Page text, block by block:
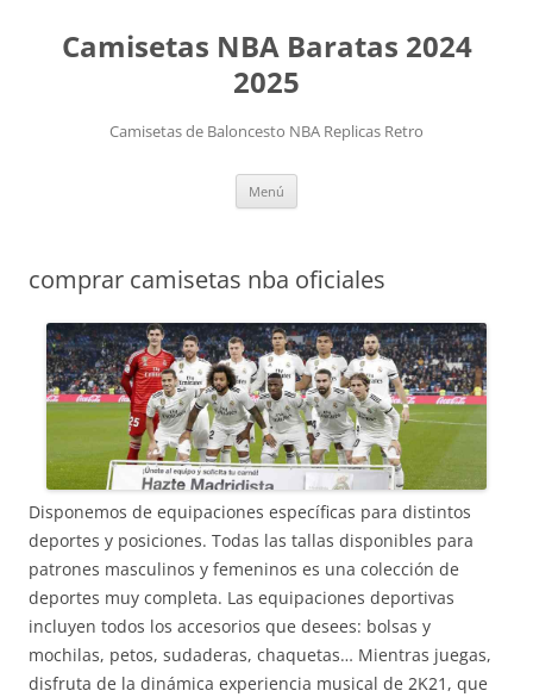
Camisetas NBA Baratas 2024
2025
Camisetas de Baloncesto NBA Replicas Retro
Menú
comprar camisetas nba oficiales
Disponemos de equipaciones específicas para distintos
deportes y posiciones. Todas las tallas disponibles para
patrones masculinos y femeninos es una colección de
deportes muy completa. Las equipaciones deportivas
incluyen todos los accesorios que desees: bolsas y
mochilas, petos, sudaderas, chaquetas… Mientras juegas,
disfruta de la dinámica experiencia musical de 2K21, que